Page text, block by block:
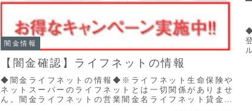
闇金情報
【闇金確認】ライフネットの情報
◆闇金ライフネットの情報◆※ライフネット生命保険や
ネットスーパーのライフネットとは一切関係がありませ
ん。闇金ライフネットの営業闇金名ライフネット貸金業